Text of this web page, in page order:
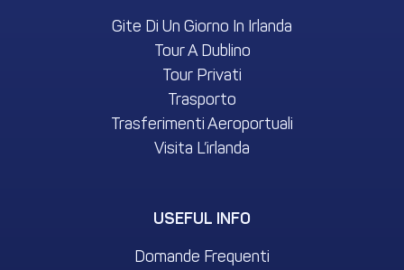
Gite Di Un Giorno In Irlanda
Tour A Dublino
Tour Privati
Trasporto
Trasferimenti Aeroportuali
Visita L’irlanda
USEFUL INFO
Domande Frequenti